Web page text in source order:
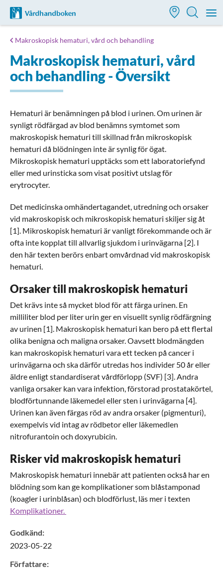
Till startsidan för Vårdhandboken
Makroskopisk hematuri, vård och behandling
Makroskopisk hematuri, vård
och behandling - Översikt
Hematuri är benämningen på blod i urinen. Om urinen är
synligt rödfärgad av blod benämns symtomet som
makroskopisk hematuri till skillnad från mikroskopisk
hematuri då blödningen inte är synlig för ögat.
Mikroskopisk hematuri upptäcks som ett laboratoriefynd
eller med urinsticka som visat positivt utslag för
erytrocyter.
Det medicinska omhändertagandet, utredning och orsaker
vid makroskopisk och mikroskopisk hematuri skiljer sig åt
[1]. Mikroskopisk hematuri är vanligt förekommande och är
ofta inte kopplat till allvarlig sjukdom i urinvägarna [2]. I
den här texten berörs enbart omvårdnad vid makroskopisk
hematuri.
Orsaker till makroskopisk hematuri
Det krävs inte så mycket blod för att färga urinen. En
milliliter blod per liter urin ger en visuellt synlig rödfärgning
av urinen [1]. Makroskopisk hematuri kan bero på ett flertal
olika benigna och maligna orsaker. Oavsett blodmängden
kan makroskopisk hematuri vara ett tecken på cancer i
urinvägarna och ska därför utredas hos individer 50 år eller
äldre enligt standardiserat vårdförlopp (SVF) [3]. Andra
vanliga orsaker kan vara infektion, förstorad prostatakörtel,
blodförtunnande läkemedel eller sten i urinvägarna [4].
Urinen kan även färgas röd av andra orsaker (pigmenturi),
exempelvis vid intag av rödbetor eller läkemedlen
nitrofurantoin och doxyrubicin.
Risker vid makroskopisk hematuri
Makroskopisk hematuri innebär att patienten också har en
blödning som kan ge komplikationer som blåstamponad
(koagler i urinblåsan) och blodförlust, läs mer i texten
Komplikationer.
Godkänd:
2023-05-22
Författare: